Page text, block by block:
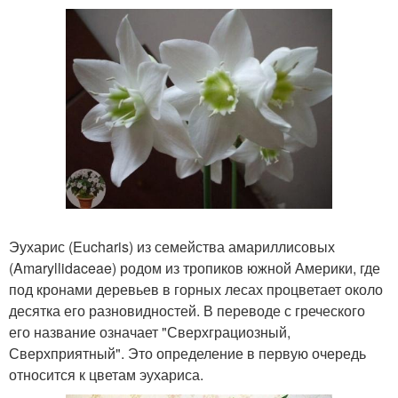
Эухарис (Eucharis) из семейства амариллисовых
(Amaryllidaceae) родом из тропиков южной Америки, где
под кронами деревьев в горных лесах процветает около
десятка его разновидностей. В переводе с греческого
его название означает "Сверхграциозный,
Сверхприятный". Это определение в первую очередь
относится к цветам эухариса.